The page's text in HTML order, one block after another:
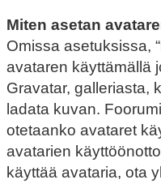
Miten asetan
Omissa asetuksissa,
avataren käyttämällä
Gravatar, galleriasta,
ladata kuvan.
otetaanko avataret
avatarien
käyttää avataria, ota